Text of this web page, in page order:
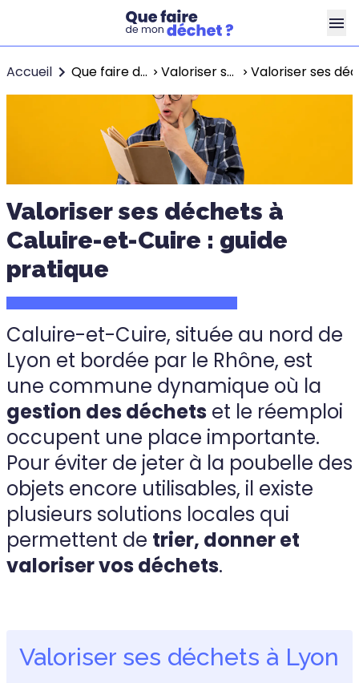
Accueil Que faire de mon déchet ? Valoriser ses déchets à Lyon Valoriser ses
Valoriser ses déchets à
Caluire-et-Cuire : guide
pratique
Caluire-et-Cuire, située au nord de
Lyon et bordée par le Rhône, est
une commune dynamique où la
gestion des déchets et le réemploi
occupent une place importante.
Pour éviter de jeter à la poubelle des
objets encore utilisables, il existe
plusieurs solutions locales qui
permettent de trier, donner et
valoriser vos déchets.
Valoriser ses déchets à Lyon